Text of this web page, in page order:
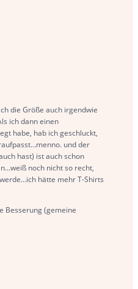
die Größe auch irgendwie
ich dann einen
habe, hab ich geschluckt,
und der
hast) ist auch schon
noch nicht so recht,
hätte mehr T-Shirts
Besserung (gemeine